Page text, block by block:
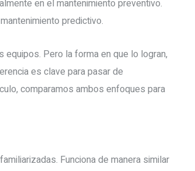
en el mantenimiento preventivo.
predictivo.
Pero la forma en que lo logran,
es clave para pasar de
comparamos ambos enfoques para
Funciona de manera similar